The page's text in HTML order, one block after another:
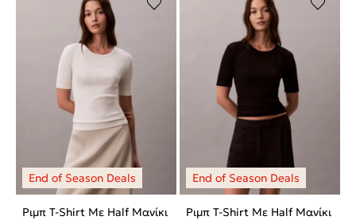
Ριμπ T-Shirt Με Half Μανίκι
Ριμπ T-Shirt Με Half Μανίκι